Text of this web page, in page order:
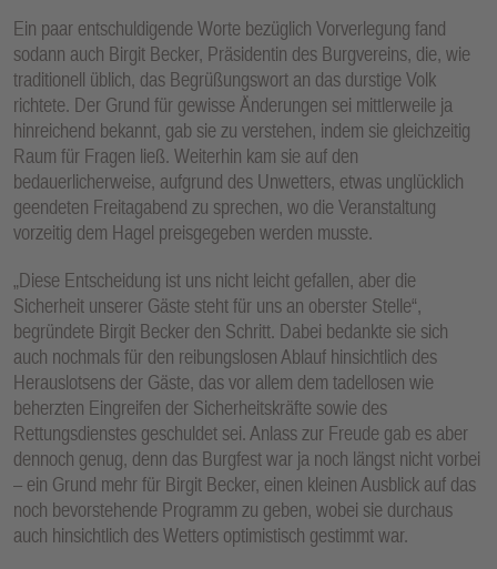
Ein paar entschuldigende Worte bezüglich Vorverlegung fand
sodann auch Birgit Becker, Präsidentin des Burgvereins, die, wie
traditionell üblich, das Begrüßungswort an das durstige Volk
richtete. Der Grund für gewisse Änderungen sei mittlerweile ja
hinreichend bekannt, gab sie zu verstehen, indem sie gleichzeitig
Raum für Fragen ließ. Weiterhin kam sie auf den
bedauerlicherweise, aufgrund des Unwetters, etwas unglücklich
geendeten Freitagabend zu sprechen, wo die Veranstaltung
vorzeitig dem Hagel preisgegeben werden musste.
„Diese Entscheidung ist uns nicht leicht gefallen, aber die
Sicherheit unserer Gäste steht für uns an oberster Stelle“,
begründete Birgit Becker den Schritt. Dabei bedankte sie sich
auch nochmals für den reibungslosen Ablauf hinsichtlich des
Herauslotsens der Gäste, das vor allem dem tadellosen wie
beherzten Eingreifen der Sicherheitskräfte sowie des
Rettungsdienstes geschuldet sei. Anlass zur Freude gab es aber
dennoch genug, denn das Burgfest war ja noch längst nicht vorbei
– ein Grund mehr für Birgit Becker, einen kleinen Ausblick auf das
noch bevorstehende Programm zu geben, wobei sie durchaus
auch hinsichtlich des Wetters optimistisch gestimmt war.